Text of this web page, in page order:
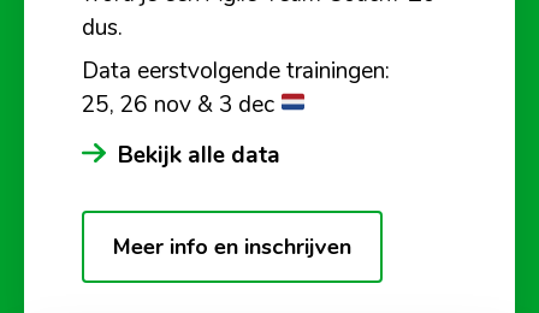
dus.
Data eerstvolgende trainingen:
25, 26 nov & 3 dec
Bekijk alle data
Meer info en inschrijven